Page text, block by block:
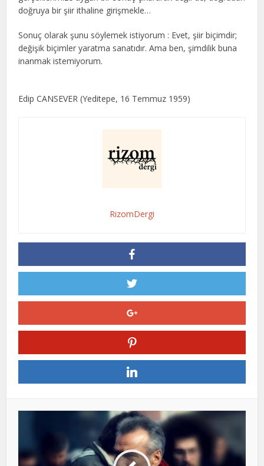
doğruya bir şiir ithaline girişmekle…
Sonuç olarak şunu söylemek istiyorum : Evet, şiir biçimdir;
değişik biçimler yaratma sanatıdır. Ama ben, şimdilik buna
inanmak istemiyorum.
Edip CANSEVER (Yeditepe, 16 Temmuz 1959)
RizomDergi